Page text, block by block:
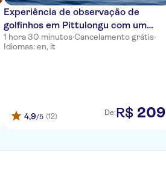
Experiência de observação de
golfinhos em Pittulongu com um
biólogo marinho
1 hora 30 minutos·Cancelamento grátis·
Idiomas: en, it
4,9/5 (12) De:R$ 209